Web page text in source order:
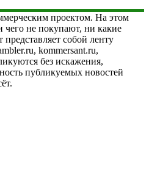
проектом. На этом
чего не покупают, ни какие
собой ленту
kommersant.ru,
без искажения,
публикуемых новостей